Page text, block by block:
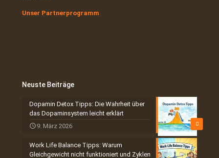
Unser Partnerprogramm
Neuste Beiträge
0
Dopamin Detox Tipps: Die Wahrheit über
das Dopaminsystem leicht erklärt
9. März 2026
Work Life Balance Tipps: Warum
Gleichgewicht nicht funktioniert und Zyklen